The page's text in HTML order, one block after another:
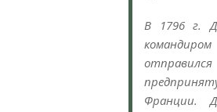
В 1796 г.
Франции.